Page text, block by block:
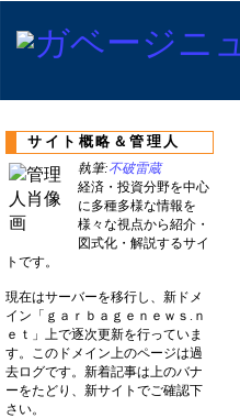
サイト概略＆管理人
執筆:不破雷蔵
経済・投資分野を中心
に多種多様な情報を
様々な視点から紹介・
図式化・解説するサイ
トです。
現在はサーバーを移行し、新ドメ
イン「ｇａｒｂａｇｅｎｅｗｓ.ｎ
ｅｔ」上で逐次更新を行っていま
す。このドメイン上のページは過
去ログです。新着記事は上のバナ
ーをたどり、新サイトでご確認下
さい。